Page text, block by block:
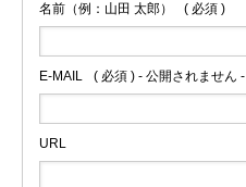
名前（例：山田 太郎） ( 必須 )
E-MAIL ( 必須 ) - 公開されません -
URL